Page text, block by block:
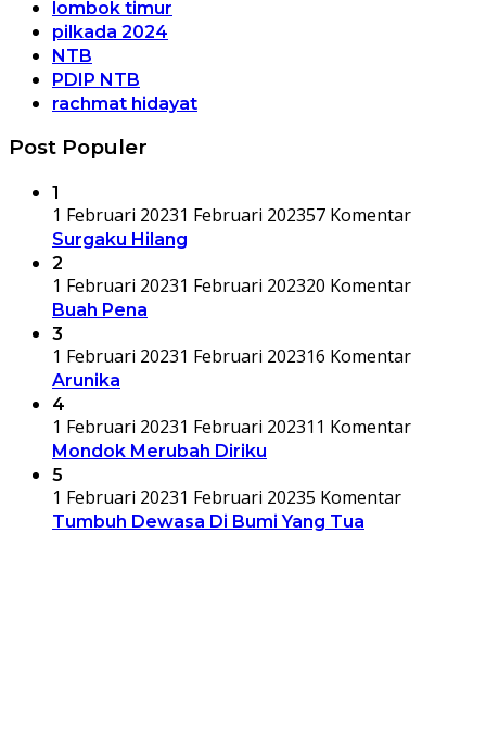
lombok timur
pilkada 2024
NTB
PDIP NTB
rachmat hidayat
Post Populer
1
1 Februari 20231 Februari 202357 Komentar
Surgaku Hilang
2
1 Februari 20231 Februari 202320 Komentar
Buah Pena
3
1 Februari 20231 Februari 202316 Komentar
Arunika
4
1 Februari 20231 Februari 202311 Komentar
Mondok Merubah Diriku
5
1 Februari 20231 Februari 20235 Komentar
Tumbuh Dewasa Di Bumi Yang Tua